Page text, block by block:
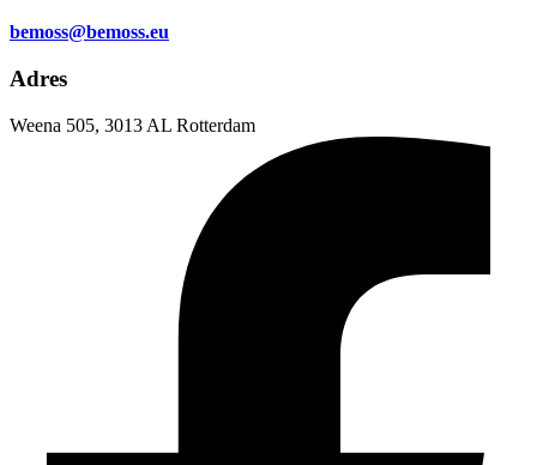
bemoss@bemoss.eu
Adres
Weena 505, 3013 AL Rotterdam